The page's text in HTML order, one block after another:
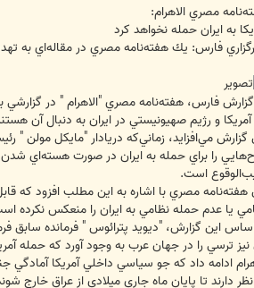
مصري الاهرام:
به ايران حمله نخواهد كرد
فارس: يك هفته‌نامه مصري در مقاله‌اي به
فارس، هفته‌نامه مصري "الاهرام " در گزارشي به
و رژيم صهيونيستي در ايران به دنبال آن
گزارش مي‌افزايد، زماني‌كه دريادار "مايكل مولن
را براي حمله به ايران در صورت هسته‌اي شدن
است.
هفته‌نامه مصري با اشاره به اين مطلب افزود كه
يا عدم حمله نظامي به ايران را منعكس نكرده
اين گزارش، "ديويد پترائوس " فرمانده سابق
ترسي را در جهان عرب به وجود آورد كه حمله
ادامه داد كه جو سياسي داخلي آمريكا آمادگي